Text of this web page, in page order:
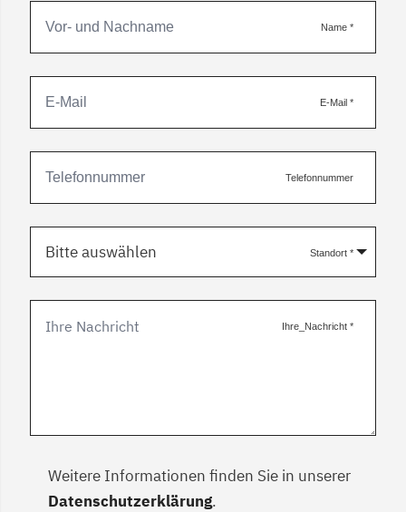
Name *
E-Mail *
Telefonnummer
Standort *
Bitte auswählen
Ihre_Nachricht *
Weitere Informationen finden Sie in unserer
Datenschutzerklärung.